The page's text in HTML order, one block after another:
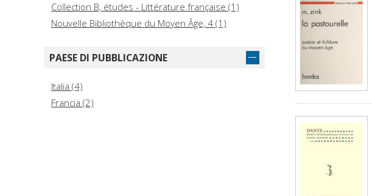
Collection B, études - Littérature française (1)
Nouvelle Bibliothèque du Moyen Âge, 4 (1)
PAESE DI PUBBLICAZIONE
Italia (4)
Francia (2)